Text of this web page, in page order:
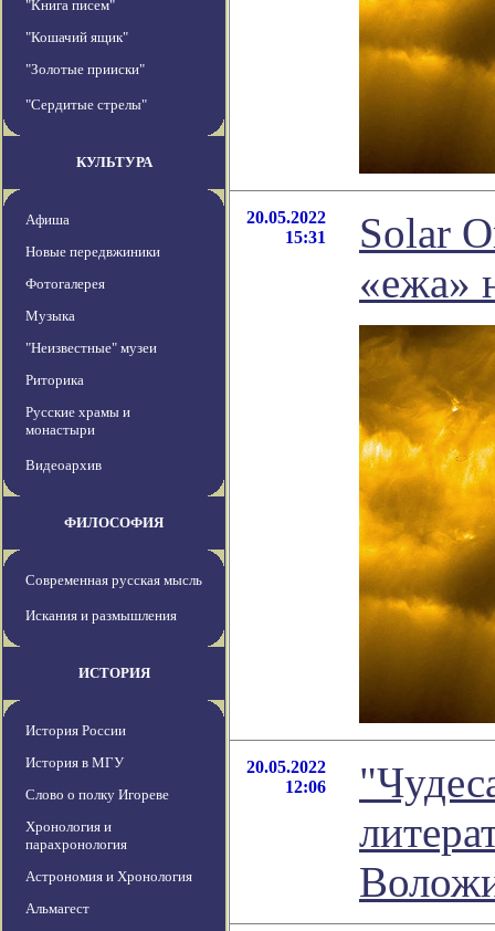
"Книга писем"
"Кошачий ящик"
"Золотые прииски"
"Сердитые стрелы"
КУЛЬТУРА
Афиша
Новые передвжиники
Фотогалерея
Музыка
"Неизвестные" музеи
Риторика
Русские храмы и
монастыри
Видеоархив
ФИЛОСОФИЯ
Современная русская мысль
Искания и размышления
ИСТОРИЯ
История России
История в МГУ
Слово о полку Игореве
Хронология и
парахронология
Астрономия и Хронология
Альмагест
20.05.2022
15:31
Solar
«ежа»
20.05.2022
12:06